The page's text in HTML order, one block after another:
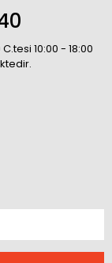
10:00 - 18:00